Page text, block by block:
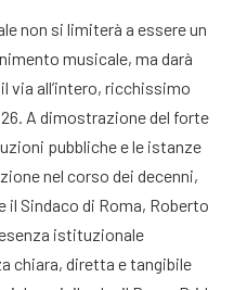
non si limiterà a essere un
musicale, ma darà
via all’intero, ricchissimo
. A dimostrazione del forte
pubbliche e le istanze
nel corso dei decenni,
il Sindaco di Roma, Roberto
istituzionale
chiara, diretta e tangibile